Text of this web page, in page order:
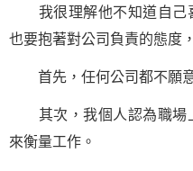
我很理解他不知道自己
也要抱著對公司負責的態度
首先，任何公司都不願意
其次，我個人認為職場
來衡量工作。